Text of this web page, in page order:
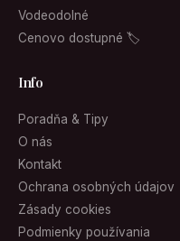
Vodeodolné
Cenovo dostupné 🏷
Info
Poradňa & Tipy
O nás
Kontakt
Ochrana osobných údajov
Zásady cookies
Podmienky používania